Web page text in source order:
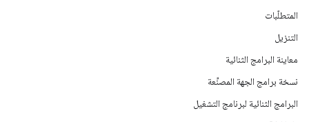
المتطلّبات
التنزيل
معاينة البرامج الثنائية
نسخة برامج الجهة المصنِّعة
البرامج الثنائية لبرنامج التشغيل